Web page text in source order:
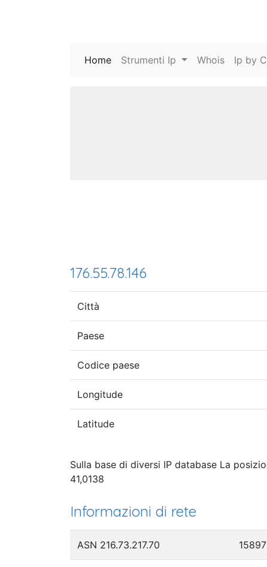
Home (current)
Strumenti Ip Whois Ip by
176.55.78.146
Città
Paese
Codice paese
Longitude
Latitude
Sulla base di diversi IP database La
41,0138
Informazioni di rete
ASN 216.73.217.70 15897